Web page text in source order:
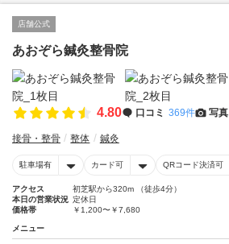
店舗公式
あおぞら鍼灸整骨院
4.80 口コミ 369件 写真
接骨・整骨 整体 鍼灸
駐車場有 カード可 QRコード決済可
アクセス
初芝駅から320m （徒歩4分）
本日の営業状況 定休日
価格帯
￥1,200〜￥7,680
メニュー